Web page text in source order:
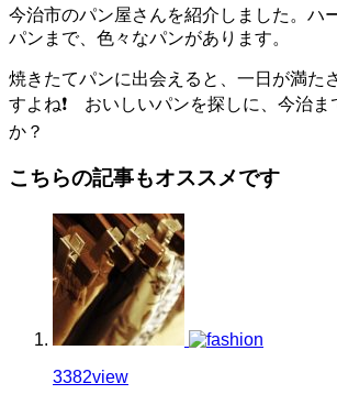
今治市のパン屋さんを紹介しました。ハ
パンまで、色々なパンがあります。
焼きたてパンに出会えると、一日が満た
すよね❗ おいしいパンを探しに、今治ま
か？
こちらの記事もオススメです
3382view